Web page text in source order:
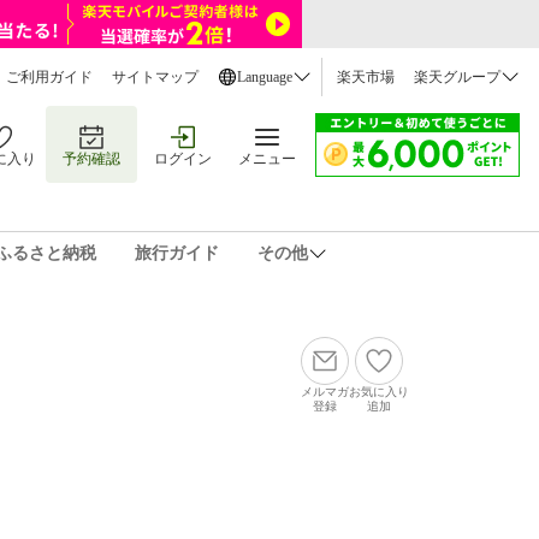
ご利用ガイド サイトマップ Language 楽天市場 楽天グループ
入り 予約確認 ログイン メニュー
るさと納税 旅行ガイド その他
メルマガ
登録
お気に入り
追加